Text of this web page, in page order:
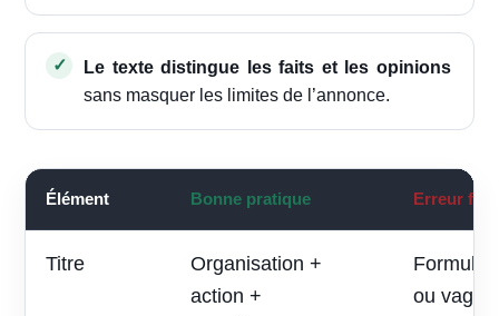
Le texte distingue les faits et les opinions
sans masquer les limites de l’annonce.
Élément Bonne pratique Erreur
Titre
Organisation +
action +
Formule
ou vague